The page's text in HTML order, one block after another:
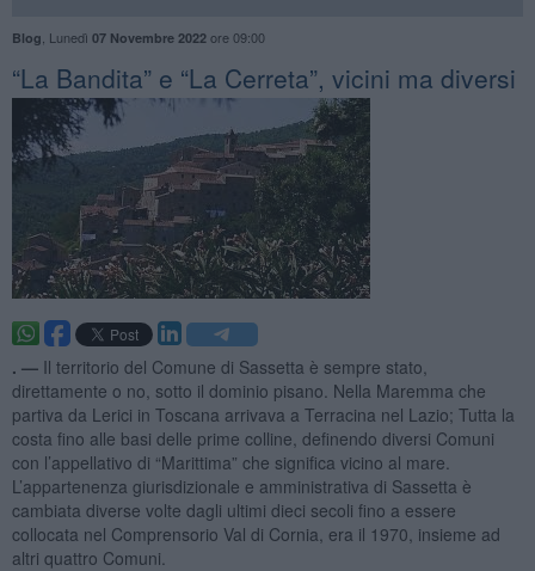
Blog Lunedì 07 Novembre 2022ore 09:00
“La Bandita” e “La Cerreta”, vicini ma diversi
. — Il territorio del Comune di Sassetta è sempre stato,
direttamente o no, sotto il dominio pisano. Nella Maremma che
partiva da Lerici in Toscana arrivava a Terracina nel Lazio; Tutta la
costa fino alle basi delle prime colline, definendo diversi Comuni
con l’appellativo di “Marittima” che significa vicino al mare.
L’appartenenza giurisdizionale e amministrativa di Sassetta è
cambiata diverse volte dagli ultimi dieci secoli fino a essere
collocata nel Comprensorio Val di Cornia, era il 1970, insieme ad
altri quattro Comuni.